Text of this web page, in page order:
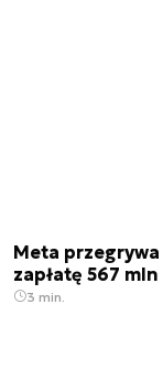
Meta przegrywa
zapłatę 567
3 min.